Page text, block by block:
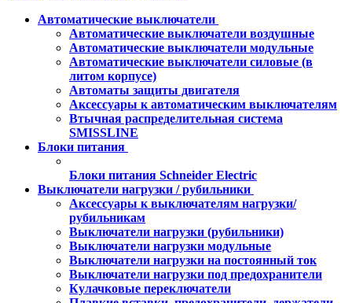
Автоматические выключатели
Автоматические выключатели воздушные
Автоматические выключатели модульные
Автоматические выключатели силовые (в
литом корпусе)
Автоматы защиты двигателя
Аксессуары к автоматическим выключателям
Втычная распределительная система
SMISSLINE
Блоки питания
Блоки питания Schneider Electric
Выключатели нагрузки / рубильники
Аксессуары к выключателям нагрузки/
рубильникам
Выключатели нагрузки (рубильники)
Выключатели нагрузки модульные
Выключатели нагрузки на постоянный ток
Выключатели нагрузки под предохранители
Кулачковые переключатели